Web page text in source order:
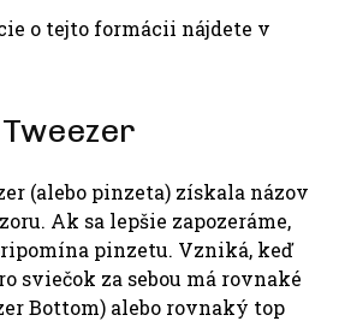
o tejto formácii nájdete v
(alebo pinzeta) získala názov
Ak sa lepšie zapozeráme,
pinzetu. Vzniká, keď
sviečok za sebou má rovnaké
Bottom) alebo rovnaký top